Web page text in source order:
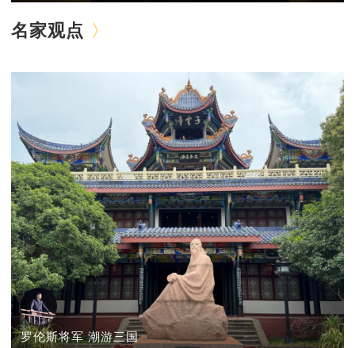
名家观点
罗伦斯将军 潮游三国